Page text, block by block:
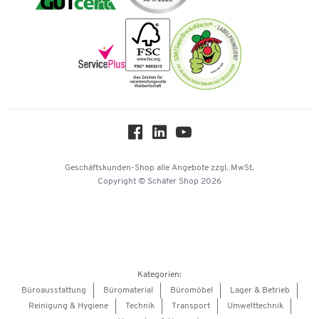
Karriere
Geschäftskunden-Shop alle Angebote zzgl. MwSt.
Copyright © Schäfer Shop 2026
Kategorien:
Büroausstattung
Büromaterial Büromöbel
Lager & Betrieb
Reinigung & Hygiene
Technik Transport
Umwelttechnik